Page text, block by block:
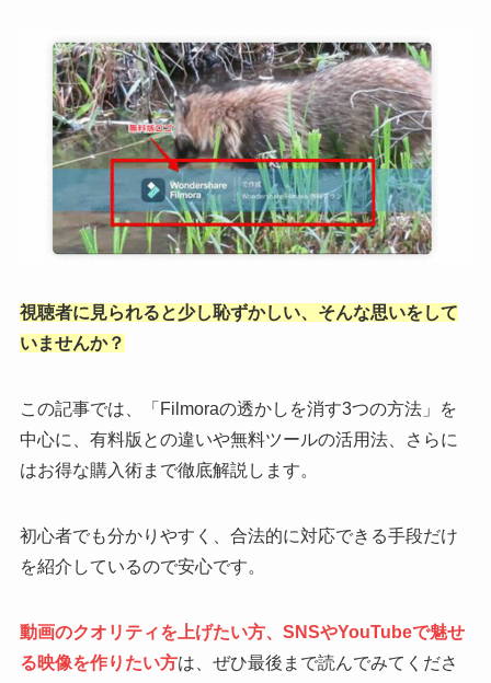
視聴者に見られると少し恥ずかしい、そんな思いをして
いませんか？
この記事では、「Filmoraの透かしを消す3つの方法」を
中心に、有料版との違いや無料ツールの活用法、さらに
はお得な購入術まで徹底解説します。
初心者でも分かりやすく、合法的に対応できる手段だけ
を紹介しているので安心です。
動画のクオリティを上げたい方、SNSやYouTubeで魅せ
る映像を作りたい方は、ぜひ最後まで読んでみてくださ